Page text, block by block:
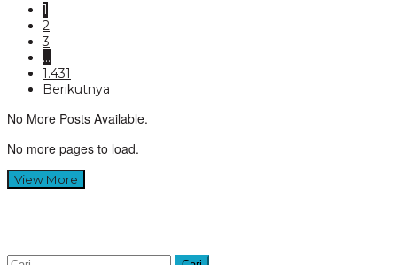
1
2
3
…
1.431
Berikutnya
No More Posts Available.
No more pages to load.
View More